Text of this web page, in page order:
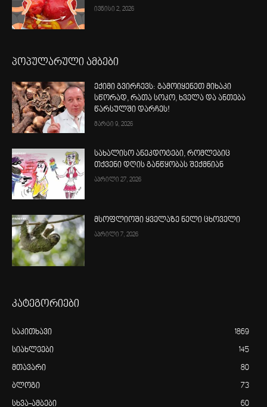
ივნისი 2, 2026
პოპულარული ამბები
ექიმი გვირჩევს: გამოიყენეთ მიხაკი
სწორად, რათა სოკო, ხველა და ანთება
წარსულში დარჩეს!
მარტი 9, 2026
სახალისო ანეკდოტები, რომლებიც
თქვენი დღის განწყობას შექმნიან
აპრილი 27, 2026
მსოფლიოში ყველაზე ნელი ცხოველი
აპრილი 7, 2026
კატეგორიები
საკითხავი 1869
სიახლეები 145
მთავარი 80
ბლოგი 73
სხვა-ამბები 60